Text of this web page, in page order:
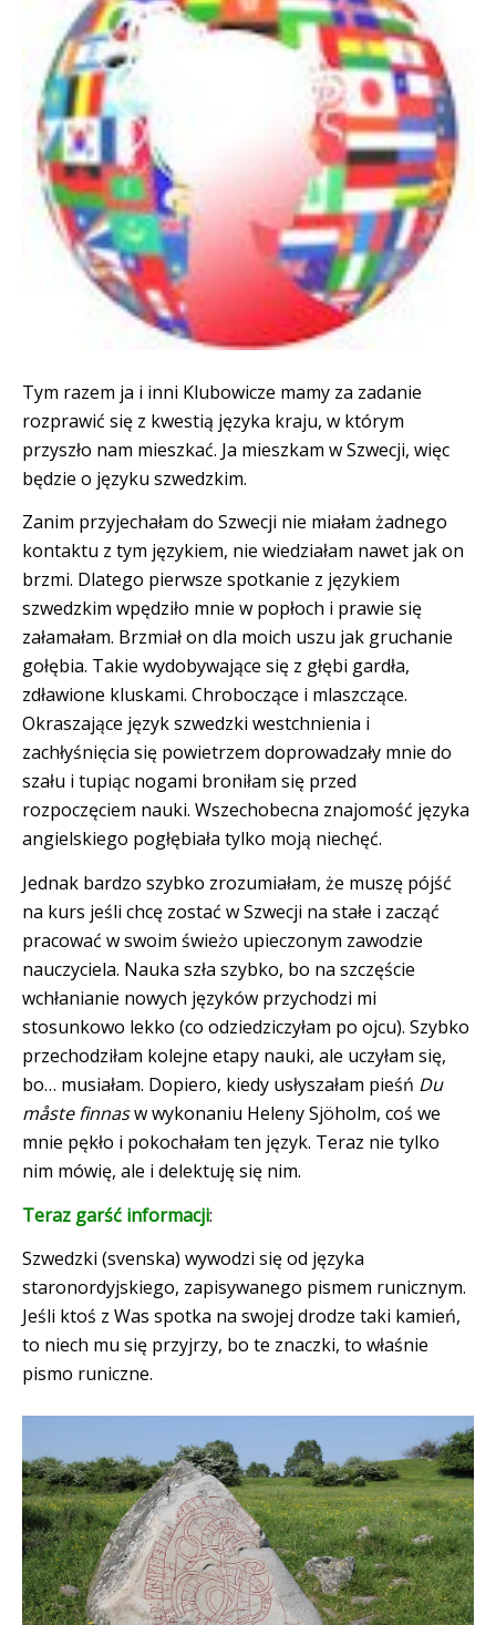
Tym razem ja i inni Klubowicze mamy za zadanie
rozprawić się z kwestią języka kraju, w którym
przyszło nam mieszkać. Ja mieszkam w Szwecji, więc
będzie o języku szwedzkim.
Zanim przyjechałam do Szwecji nie miałam żadnego
kontaktu z tym językiem, nie wiedziałam nawet jak on
brzmi. Dlatego pierwsze spotkanie z językiem
szwedzkim wpędziło mnie w popłoch i prawie się
załamałam. Brzmiał on dla moich uszu jak gruchanie
gołębia. Takie wydobywające się z głębi gardła,
zdławione kluskami. Chroboczące i mlaszczące.
Okraszające język szwedzki westchnienia i
zachłyśnięcia się powietrzem doprowadzały mnie do
szału i tupiąc nogami broniłam się przed
rozpoczęciem nauki. Wszechobecna znajomość języka
angielskiego pogłębiała tylko moją niechęć.
Jednak bardzo szybko zrozumiałam, że muszę pójść
na kurs jeśli chcę zostać w Szwecji na stałe i zacząć
pracować w swoim świeżo upieczonym zawodzie
nauczyciela. Nauka szła szybko, bo na szczęście
wchłanianie nowych języków przychodzi mi
stosunkowo lekko (co odziedziczyłam po ojcu). Szybko
przechodziłam kolejne etapy nauki, ale uczyłam się,
bo… musiałam. Dopiero, kiedy usłyszałam pieśń Du
måste finnasw wykonaniu Heleny Sjöholm, coś we
mnie pękło i pokochałam ten język. Teraz nie tylko
nim mówię, ale i delektuję się nim.
Teraz garść informacji:
Szwedzki (svenska) wywodzi się od języka
staronordyjskiego, zapisywanego pismem runicznym.
Jeśli ktoś z Was spotka na swojej drodze taki kamień,
to niech mu się przyjrzy, bo te znaczki, to właśnie
pismo runiczne.